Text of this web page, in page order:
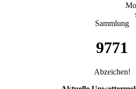
Sammlung
9771
Abzeichen!